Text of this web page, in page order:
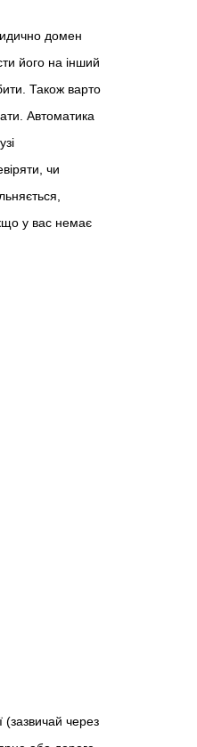
домен
його на інший
Також варто
Автоматика
чи
у вас немає
(зазвичай через